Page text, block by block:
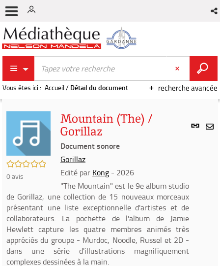
recherche avancée
Vous êtes ici : Accueil/ Détail du document
Lien
/5
0avis
Mountain (The) /
Gorillaz
Document sonore
Gorillaz
Edité par Kong - 2026
"The Mountain" est le 9e album studio
de Gorillaz, une collection de 15 nouveaux morceaux
présentant une liste exceptionnelle d'artistes et de
collaborateurs. La pochette de l'album de Jamie
Hewlett capture les quatre membres animés très
appréciés du groupe - Murdoc, Noodle, Russel et 2D -
dans une série d'illustrations magnifiquement
complexes dessinées à la main.